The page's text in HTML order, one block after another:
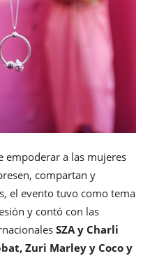
empoderar a las mujeres
compartan y
el evento tuvo como tema
y contó con las
SZA y Charli
Zuri Marley y Coco y